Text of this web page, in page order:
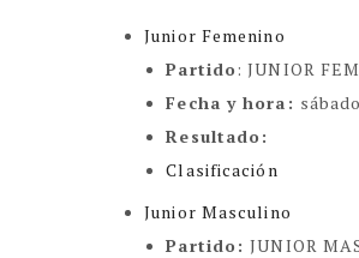
Junior Femenino
Partido:JUNIOR
Fecha y hora :
Resultado :
Clasificación
Junior Masculino
Partido :JUNIOR